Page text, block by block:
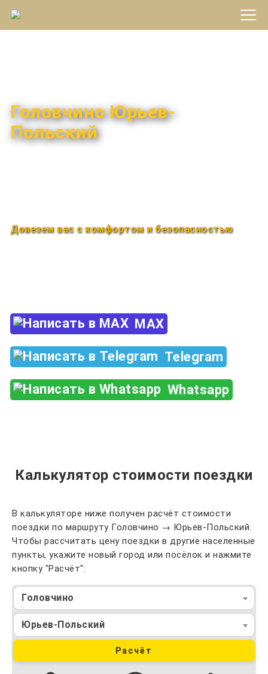
Головчино Юрьев-
Польский
Довезем вас с комфортом и безопасностью
MAX
Telegram
Whatsapp
Калькулятор стоимости поездки
В калькуляторе ниже получен расчёт стоимости
поездки по маршруту Головчино → Юрьев-Польский.
Чтобы рассчитать цену поездки в другие населенные
пункты, укажите новый город или посёлок и нажмите
кнопку "Расчёт":
Головчино
Юрьев-Польский
Расчёт